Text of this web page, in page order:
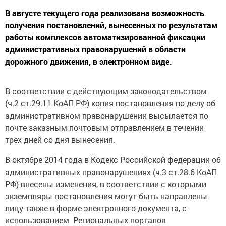
В августе текущего года реализована возможность
получения постановлений, вынесенных по результатам
работы комплексов автоматизированной фиксации
административных правонарушений в области
дорожного движения, в электронном виде.
В соответствии с действующим законодательством
(ч.2 ст.29.11 КоАП РФ) копия постановления по делу об
административном правонарушении высылается по
почте заказным почтовым отправлением в течении
трех дней со дня вынесения.
В октябре 2014 года в Кодекс Российской федерации об
административных правонарушениях (ч.3 ст.28.6 КоАП
РФ) внесены изменения, в соответствии с которыми
экземпляры постановления могут быть направлены
лицу также в форме электронного документа, с
использованием Региональных порталов